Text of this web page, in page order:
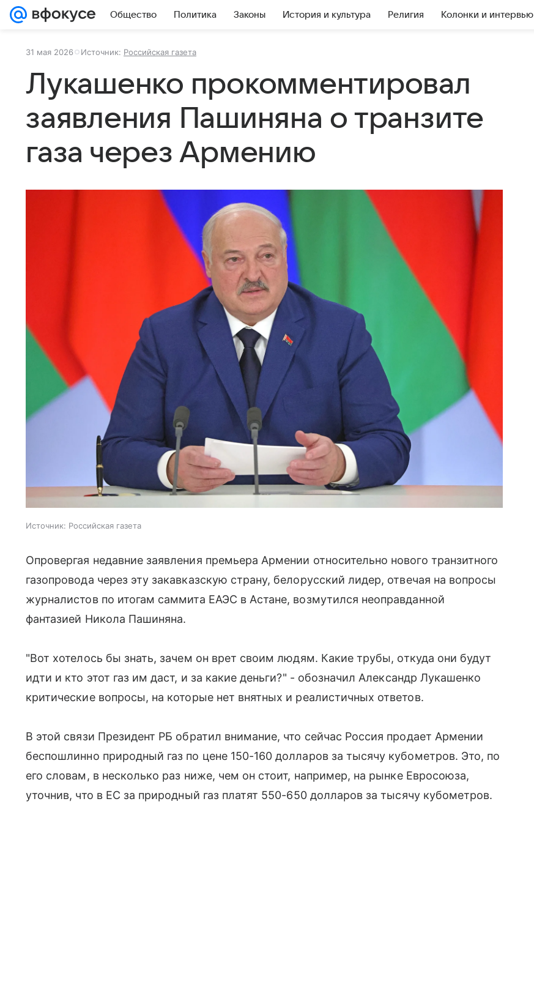
Общество Политика Законы История и культура Религия Колонки и интервью
31 мая 2026 Источник: Российская газета
Лукашенко прокомментировал
заявления Пашиняна о транзите
газа через Армению
Источник: Российская газета
Опровергая недавние заявления премьера Армении относительно нового транзитного
газопровода через эту закавказскую страну, белорусский лидер, отвечая на вопросы
журналистов по итогам саммита ЕАЭС в Астане, возмутился неоправданной
фантазией Никола Пашиняна.
"Вот хотелось бы знать, зачем он врет своим людям. Какие трубы, откуда они будут
идти и кто этот газ им даст, и за какие деньги?" - обозначил Александр Лукашенко
критические вопросы, на которые нет внятных и реалистичных ответов.
В этой связи Президент РБ обратил внимание, что сейчас Россия продает Армении
беспошлинно природный газ по цене 150-160 долларов за тысячу кубометров. Это, по
его словам, в несколько раз ниже, чем он стоит, например, на рынке Евросоюза,
уточнив, что в ЕС за природный газ платят 550-650 долларов за тысячу кубометров.